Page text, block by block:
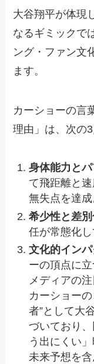
大谷翔平が体現
なるギミックで
ング・ファン文
ます。
カーショーの言
理由」は、次の
身体能力と
て飛距離と
無失点を達成
希少性と差
任が常態化し
文化的インパ
ーの頂点に
メディアの注
カーショー
者”として大
づいており
う出にくい
未来予想を含